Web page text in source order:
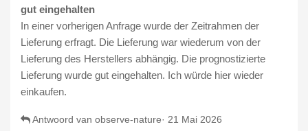
gut eingehalten
In einer vorherigen Anfrage wurde der Zeitrahmen der
Lieferung erfragt. Die Lieferung war wiederum von der
Lieferung des Herstellers abhängig. Die prognostizierte
Lieferung wurde gut eingehalten. Ich würde hier wieder
einkaufen.
Antwoord van observe-nature· 21 Mai 2026